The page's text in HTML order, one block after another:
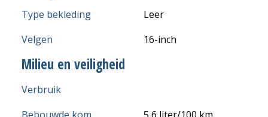
Type bekleding
Leer
Velgen
16-inch
Milieu en veiligheid
Verbruik